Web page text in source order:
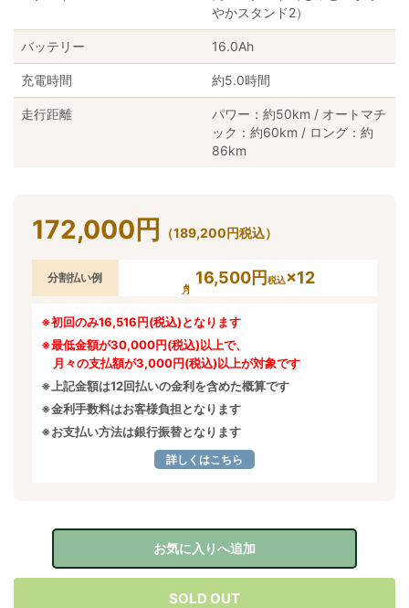
やかスタンド2）
バッテリー 16.0Ah
充電時間 約5.0時間
走行距離
パワー：約50km / オートマチ
ック：約60km / ロング：約
86km
172,000円 （189,200円税込）
分割払い例 16,500円税込×12
※初回のみ16,516円(税込)となります
※最低金額が30,000円(税込)以上で、
月々の支払額が3,000円(税込)以上が対象です
※上記金額は12回払いの金利を含めた概算です
※金利手数料はお客様負担となります
※お支払い方法は銀行振替となります
詳しくはこちら
お気に入りへ追加
SOLD OUT